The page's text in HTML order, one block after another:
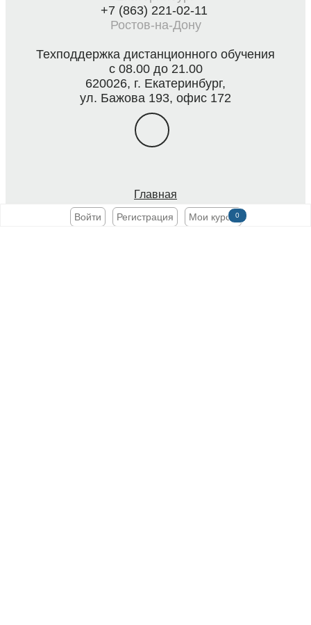
+7 (863) 221-02-11
Ростов-на-Дону
Техподдержка дистанционного обучения
с 08.00 до 21.00
620026, г. Екатеринбург,
ул. Бажова 193, офис 172
Главная
Учебный центр
Оценка условий труда
Войти Регистрация Мои курсы0